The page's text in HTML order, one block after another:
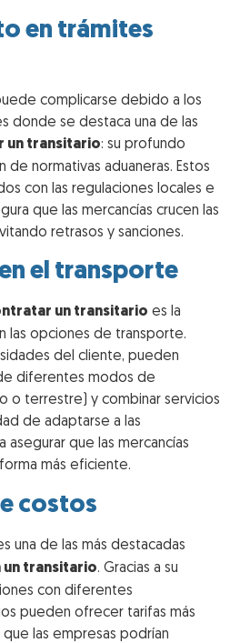
en trámites
complicarse debido a los
donde se destaca una de las
un transitario: su profundo
normativas aduaneras. Estos
con las regulaciones locales e
que las mercancías crucen las
retrasos y sanciones.
el transporte
un transitario es la
las opciones de transporte.
del cliente, pueden
diferentes modos de
o terrestre) y combinar servicios
de adaptarse a las
asegurar que las mercancías
más eficiente.
costos
una de las más destacadas
transitario. Gracias a su
con diferentes
pueden ofrecer tarifas más
las empresas podrían